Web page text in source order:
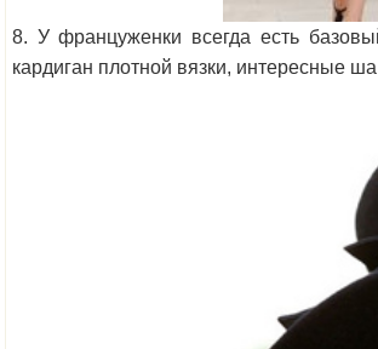
8. У француженки всегда есть
кардиган плотной вязки, интересные